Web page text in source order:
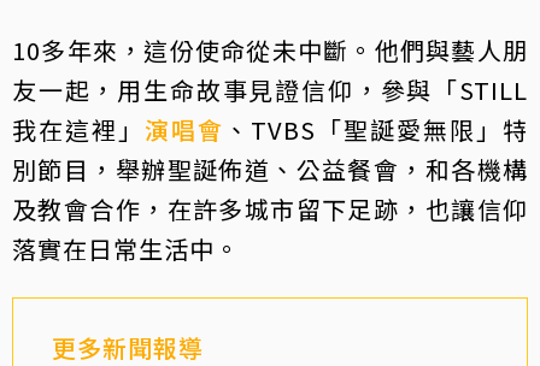
10多年來，這份使命從未中斷。他們與藝人朋
友一起，用生命故事見證信仰，參與「STILL
我在這裡」 演唱會 、TVBS「聖誕愛無限」特
別節目，舉辦聖誕佈道、公益餐會，和各機構
及教會合作，在許多城市留下足跡，也讓信仰
落實在日常生活中。
更多新聞報導